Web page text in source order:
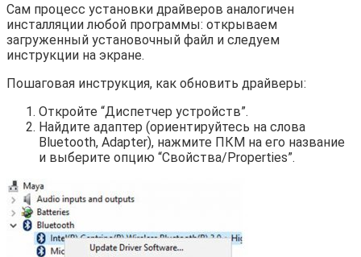
Сам процесс установки драйверов аналогичен
инсталляции любой программы: открываем
загруженный установочный файл и следуем
инструкции на экране.
Пошаговая инструкция, как обновить драйверы:
Откройте “Диспетчер устройств”.
Найдите адаптер (ориентируйтесь на слова
Bluetooth, Adapter), нажмите ПКМ на его название
и выберите опцию “Свойства/Properties”.